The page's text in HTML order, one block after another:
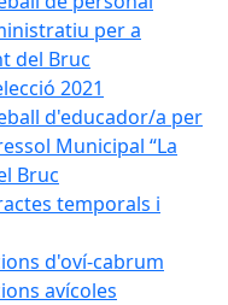
per a
del Bruc
2021
d'educador/a per
Municipal “La
Bruc
temporals i
d'oví-cabrum
avícoles